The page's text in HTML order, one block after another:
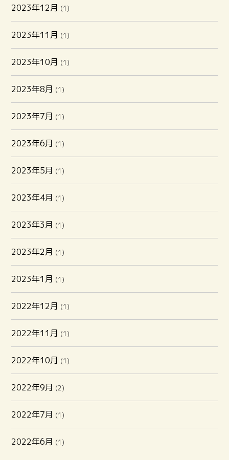
2023年12月 (1)
2023年11月 (1)
2023年10月 (1)
2023年8月 (1)
2023年7月 (1)
2023年6月 (1)
2023年5月 (1)
2023年4月 (1)
2023年3月 (1)
2023年2月 (1)
2023年1月 (1)
2022年12月 (1)
2022年11月 (1)
2022年10月 (1)
2022年9月 (2)
2022年7月 (1)
2022年6月 (1)